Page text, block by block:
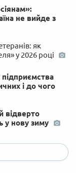
не вийде з
як
у 2026 році
і до чого
відверто
у нову зиму